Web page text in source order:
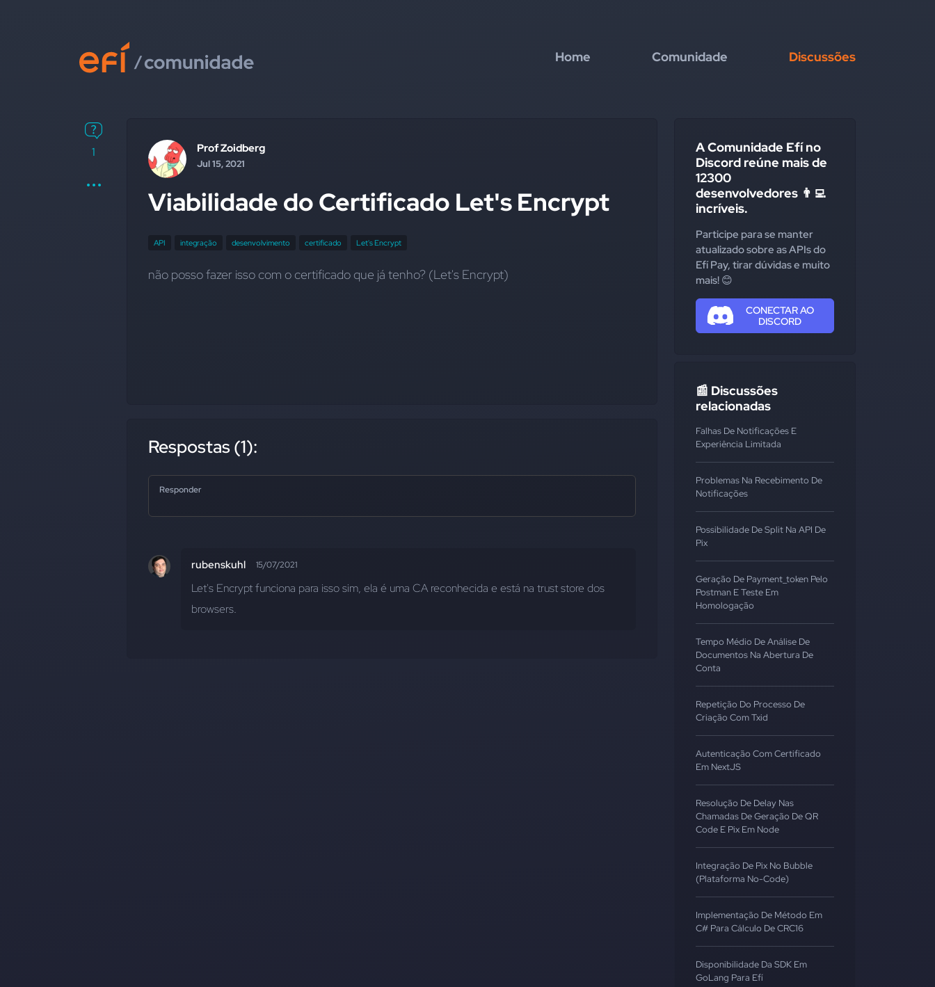
Home Comunidade Discussões
1 Prof Zoidberg
Jul 15, 2021
Viabilidade do Certificado Let's Encrypt
API integração desenvolvimento certificado Let's Encrypt
não posso fazer isso com o certificado que já tenho? (Let's Encrypt)
Respostas (1):
Responder
rubenskuhl 15/07/2021
Let's Encrypt funciona para isso sim, ela é uma CA reconhecida e está na trust store dos
browsers.
A Comunidade Efí no
Discord reúne mais de
12300
desenvolvedores 👨‍💻
incríveis.
Participe para se manter
atualizado sobre as APIs do
Efí Pay, tirar dúvidas e muito
mais! 😊
CONECTAR AO
DISCORD
📰 Discussões
relacionadas
Falhas De Notificações E
Experiência Limitada
Problemas Na Recebimento De
Notificações
Possibilidade De Split Na API De
Pix
Geração De Payment_token Pelo
Postman E Teste Em
Homologação
Tempo Médio De Análise De
Documentos Na Abertura De
Conta
Repetição Do Processo De
Criação Com Txid
Autenticação Com Certificado
Em NextJS
Resolução De Delay Nas
Chamadas De Geração De QR
Code E Pix Em Node
Integração De Pix No Bubble
(Plataforma No-Code)
Implementação De Método Em
C# Para Cálculo De CRC16
Disponibilidade Da SDK Em
GoLang Para Efí